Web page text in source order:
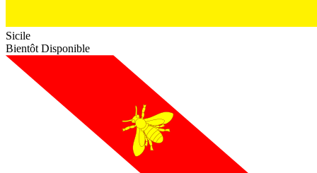
Sicile
Bientôt Disponible